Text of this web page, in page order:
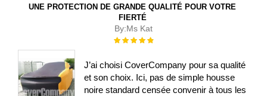
UNE PROTECTION DE GRANDE QUALITÉ POUR VOTRE
FIERTÉ
By:Ms Kat
Évaluation :
J’ai choisi CoverCompany pour sa qualité
et son choix. Ici, pas de simple housse
noire standard censée convenir à tous les